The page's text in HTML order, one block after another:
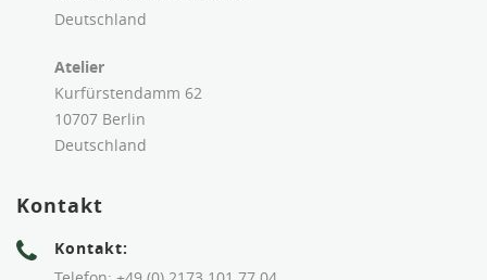
Deutschland
Atelier
Kurfürstendamm 62
10707 Berlin
Deutschland
Kontakt
Kontakt: